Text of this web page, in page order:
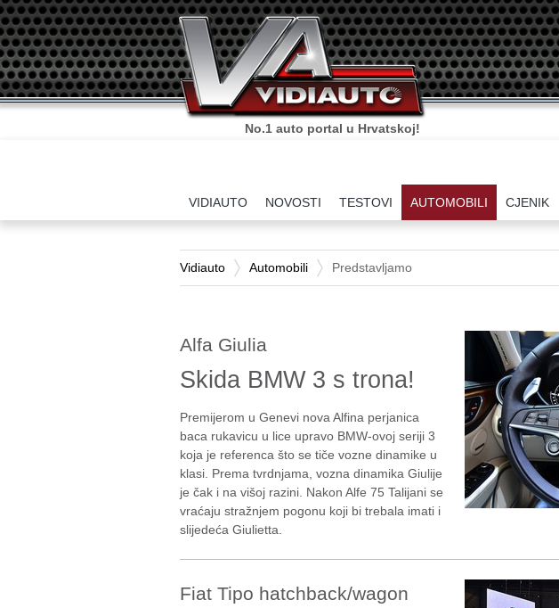
No.1 auto portal u Hrvatskoj!
VIDIAUTO NOVOSTI TESTOVI AUTOMOBILI CJENIK
Vidiauto Automobili Predstavljamo
Alfa Giulia
Skida BMW 3 s trona!
Premijerom u Genevi nova Alfina perjanica
baca rukavicu u lice upravo BMW-ovoj seriji 3
koja je referenca što se tiče vozne dinamike u
klasi. Prema tvrdnjama, vozna dinamika Giulije
je čak i na višoj razini. Nakon Alfe 75 Talijani se
vraćaju stražnjem pogonu koji bi trebala imati i
slijedeća Giulietta.
Fiat Tipo hatchback/wagon